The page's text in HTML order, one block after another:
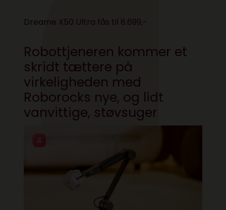
Dreame X50 Ultra fås til 8.699,-
Robottjeneren kommer et
skridt tættere på
virkeligheden med
Roborocks nye, og lidt
vanvittige, støvsuger